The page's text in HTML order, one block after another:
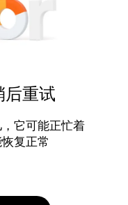
后重试
它可能正忙着
复正常